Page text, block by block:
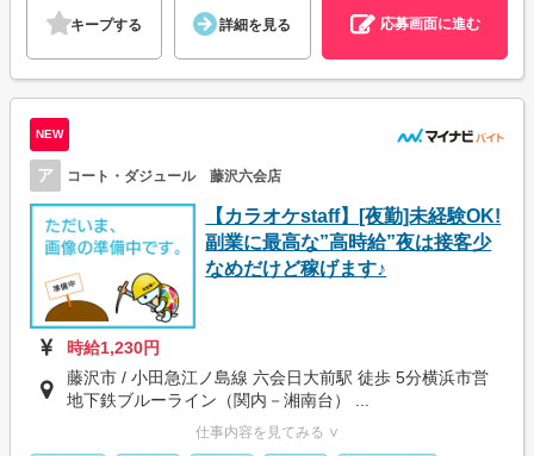
キープする 詳細を見る 応募画面に進む
NEW
ア コート・ダジュール 藤沢六会店
【カラオケstaff】[夜勤]未経験OK!
副業に最高な”高時給”夜は接客少
なめだけど稼げます♪
時給1,230円
藤沢市 / 小田急江ノ島線 六会日大前駅 徒歩 5分横浜市営
地下鉄ブルーライン（関内－湘南台） ...
仕事内容を見てみる ∨